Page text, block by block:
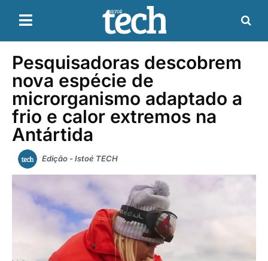
Pesquisadoras descobrem
nova espécie de
microrganismo adaptado a
frio e calor extremos na
Antártida
Edição - Istoé TECH